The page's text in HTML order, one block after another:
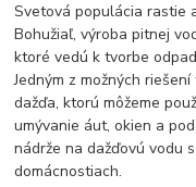
Svetová populácia rastie
Bohužiaľ, výroba pitnej
ktoré vedú k tvorbe
Jedným z možných
dažďa, ktorú môžeme
umývanie áut, okien a
nádrže na dažďovú vodu
domácnostiach.